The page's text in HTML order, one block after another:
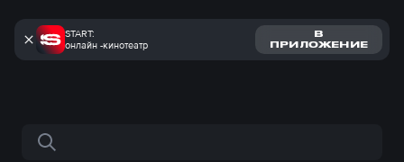
START:
онлайн -кинотеатр
В
ПРИЛОЖЕНИЕ
Поиск по сайту